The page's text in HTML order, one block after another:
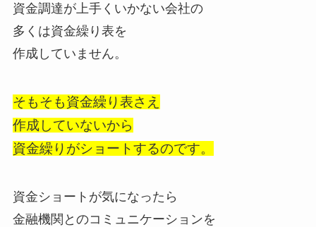
資金調達が上手くいかない会社の
多くは資金繰り表を
作成していません。
そもそも資金繰り表さえ
作成していないから
資金繰りがショートするのです。
資金ショートが気になったら
金融機関とのコミュニケーションを